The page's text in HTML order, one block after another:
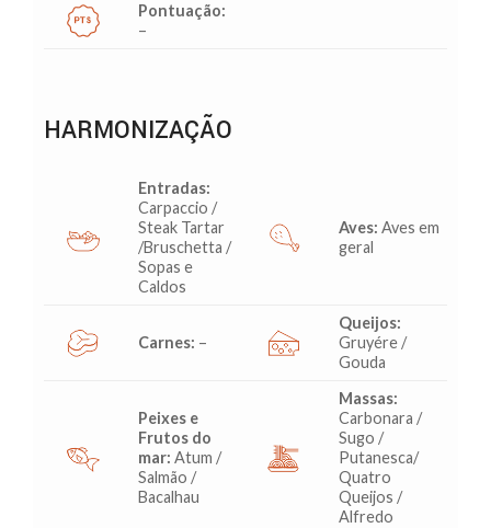
Pontuação:
–
HARMONIZAÇÃO
Entradas:
Carpaccio /
Steak Tartar
/Bruschetta /
Sopas e
Caldos
Aves: Aves em
geral
Carnes: –
Queijos:
Gruyére /
Gouda
Peixes e
Frutos do
mar: Atum /
Salmão /
Bacalhau
Massas:
Carbonara /
Sugo /
Putanesca/
Quatro
Queijos /
Alfredo